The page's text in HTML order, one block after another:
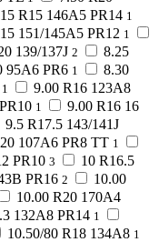
R15 146A5 PR14 1
151/145A5 PR12 1
139/137J 2
8.25
95A6 PR6 1
8.30
1
9.00 R16 123A8
1
9.00 R16 16
9.5 R17.5 143/141J
107A6 PR8 TT 1
PR10 3
10 R16.5
PR16 2
10.00
10.00 R20 170A4
132A8 PR14 1
10.50/80 R18 134A8 1